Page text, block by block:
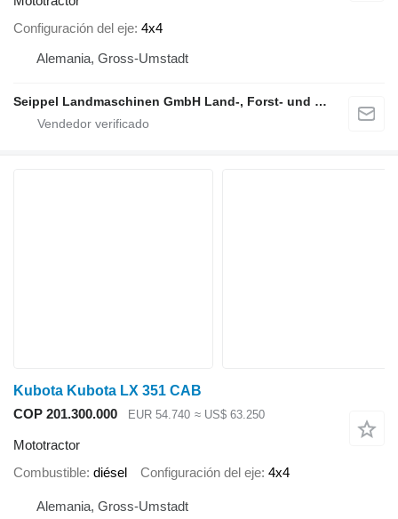
Configuración del eje 4x4
Alemania, Gross-Umstadt
Seippel Landmaschinen GmbH Land-, Forst- und Gartentechnik
Kubota Kubota LX 351 CAB
COP 201.300.000
EUR 54.740 ≈ US$ 63.250
Mototractor
Combustible diésel Configuración del eje 4x4
Alemania, Gross-Umstadt